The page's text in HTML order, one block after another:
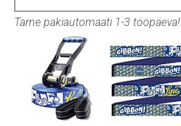
Tarne pakiautomaati 1-3 tööpäeva!